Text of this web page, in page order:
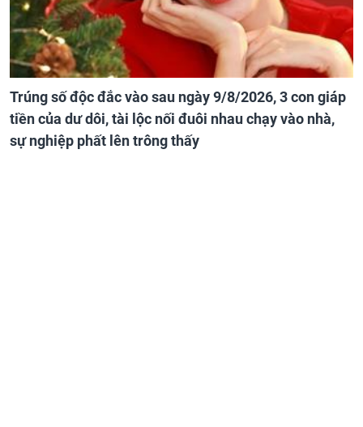
Trúng số độc đắc vào sau ngày 9/8/2026, 3 con giáp
tiền của dư dôi, tài lộc nối đuôi nhau chạy vào nhà,
sự nghiệp phất lên trông thấy